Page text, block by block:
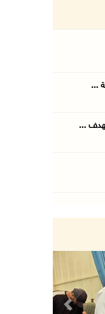
...
...
...
Previous